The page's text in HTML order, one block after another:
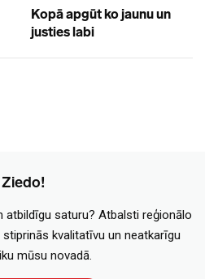
Kopā apgūt ko jaunu un
justies labi
Ziedo!
atbildīgu saturu? Atbalsti reģionālo
kvalitatīvu un neatkarīgu
mūsu novadā.